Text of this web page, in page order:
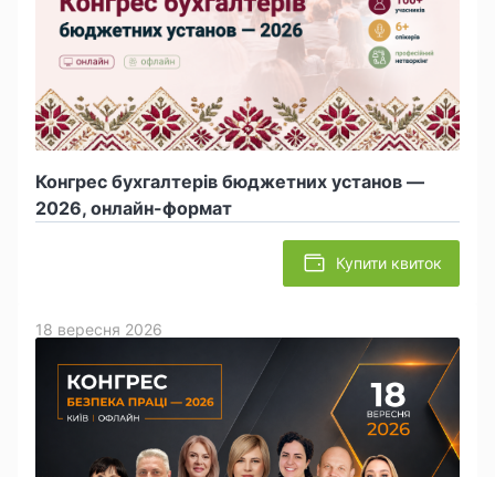
Конгрес бухгалтерів бюджетних установ —
2026, онлайн-формат
Купити квиток
18 вересня 2026